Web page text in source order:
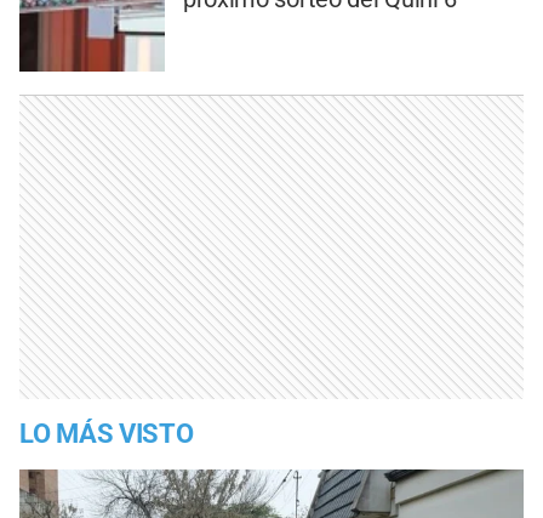
LO MÁS VISTO